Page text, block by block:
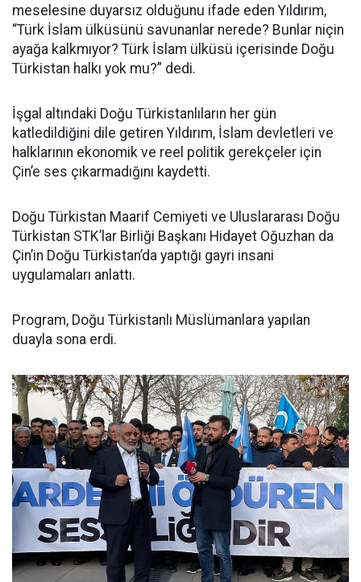
meselesine duyarsız olduğunu ifade eden Yıldırım,
“Türk İslam ülküsünü savunanlar nerede? Bunlar niçin
ayağa kalkmıyor? Türk İslam ülküsü içerisinde Doğu
Türkistan halkı yok mu?” dedi.
İşgal altındaki Doğu Türkistanlıların her gün
katledildiğini dile getiren Yıldırım, İslam devletleri ve
halklarının ekonomik ve reel politik gerekçeler için
Çin’e ses çıkarmadığını kaydetti.
Doğu Türkistan Maarif Cemiyeti ve Uluslararası Doğu
Türkistan STK’lar Birliği Başkanı Hidayet Oğuzhan da
Çin’in Doğu Türkistan’da yaptığı gayri insani
uygulamaları anlattı.
Program, Doğu Türkistanlı Müslümanlara yapılan
duayla sona erdi.